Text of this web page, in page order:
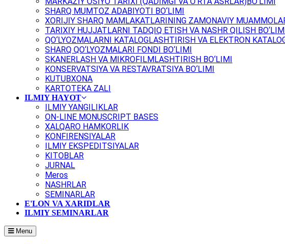
SHARQ MUMTOZ ADABIYOTI BO‘LIMI
XORIJIY SHARQ MAMLAKATLARINING ZAMONAVIY
TARIXIY HUJJATLARNI TADQIQ ETISH VA NASHR QILISH
QO‘LYOZMALARNI KATALOGLASHTIRISH VA ELEKTRON
SHARQ QO‘LYOZMALARI FONDI BO‘LIMI
SKANERLASH VA MIKROFILMLASHTIRISH BO‘LIMI
KONSERVATSIYA VA RESTAVRATSIYA BO‘LIMI
KUTUBXONA
KARTOTEKA ZALI
ILMIY HAYOT
ILMIY YANGILIKLAR
ON-LINE MONUSCRIPT BASES
XALQARO HAMKORLIK
KONFIRENSIYALAR
ILMIY EKSPEDITSIYALAR
KITOBLAR
JURNAL
Meros
NASHRLAR
SEMINARLAR
E'LON VA XARIDLAR
ILMIY SEMINARLAR
Menu